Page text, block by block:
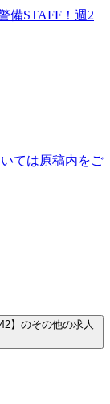
備STAFF！週2
ては原稿内をご